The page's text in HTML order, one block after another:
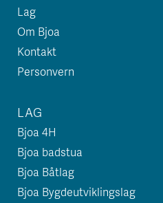
Lag
Om Bjoa
Kontakt
Personvern
LAG
Bjoa 4H
Bjoa badstua
Bjoa Båtlag
Bjoa Bygdeutviklingslag